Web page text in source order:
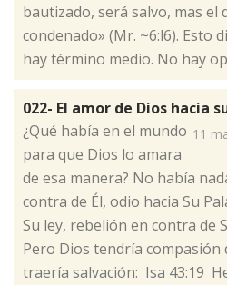
bautizado, será salvo, mas el
condenado» (Mr. ~6:l6). Esto
hay término medio. No hay
022- El amor de Dios hacia
11
​¿Qué había en el mundo
para que Dios lo amara
de esa manera? No había
contra de Él, odio hacia Su
Su ley, rebelión en contra de
Pero Dios tendría compasión
traería salvación: Isa 43:19